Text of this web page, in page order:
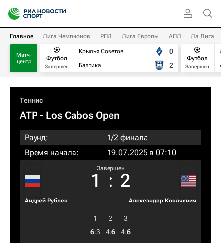
Главное Лига Чемпионов РПЛ Лига Европы АПЛ Ла Лига
Матч-
центр
Футбол
Завершен
Крылья Советов
Балтика
0
2
Футбол
Завершен
Теннис
ATP - Los Cabos Open
Раунд:
1/2 финала
Время начала:
19.07.2025 в 07:10
Андрей Рублев
Завершен
1 : 2
Александар Ковачевич
1 2
3
6:3 4:6 4:6